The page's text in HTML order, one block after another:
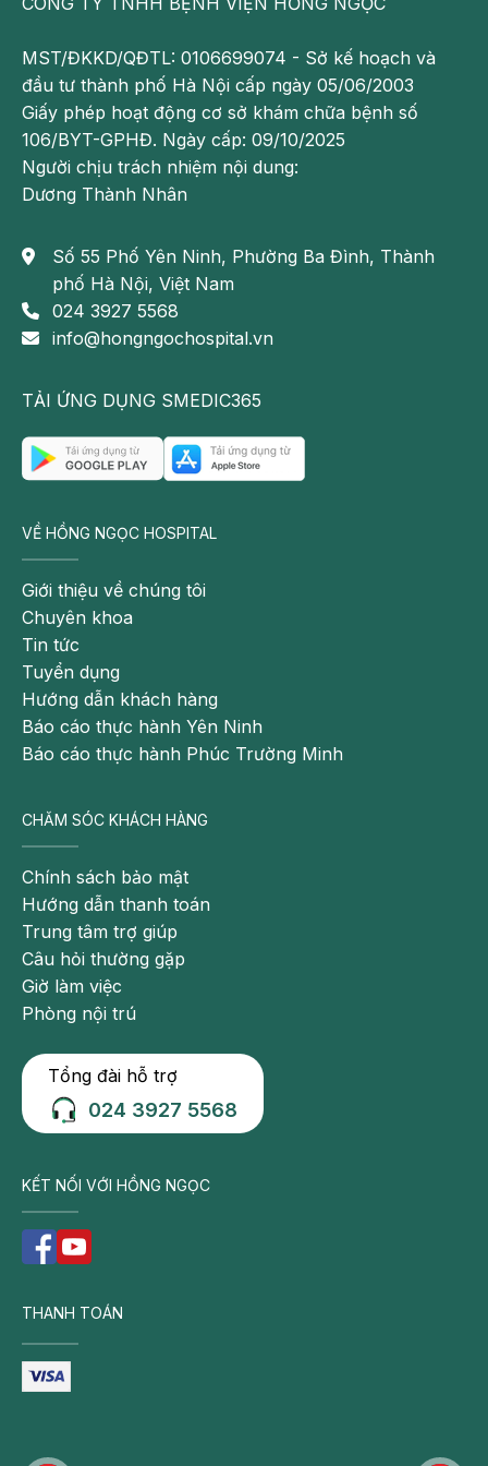
không ổn định. Tình trạng mất ổn định đột ngột này
Điều trị block nhĩ thất độ 2
Block nhĩ thất độ 2 không có triệu chứng thường
không cần điều trị. Tuy nhiên, bệnh nhân cần tái
khám thường xuyên và kiểm tra kịp thời khi có các
dấu hiệu bất thường về nhịp tim.
Các phương pháp điều trị block nhĩ thất độ 2 kèm
theo các triệu chứng bao gồm:
Dùng thuốc tăng nhịp tim
(cấp tính) để giảm triệu chứng. Thuốc này thường
viện. Bệnh nhân sẽ được yêu cầu ngừng dùng
thuốc nếu gây ra tác dụng phụ tắc nghẽn tim.
Cấy máy tạo nhịp tim: Hầu hết những người bị
tạm thời. Nếu nhịp tim không trở lại bình thường
sau vài tuần, bệnh nhân sẽ được chỉ định cấy máy
Chế độ ăn uống và tập luyện
Bệnh nhân có thể kiểm soát triệu chứng và ngăn
ngừa các biến chứng nặng bằng chế độ ăn uống,
sinh hoạt hợp lý. Cụ thể:
Tầm soát sức khỏe định kỳ và sử dụng thuốc theo
Bác sĩ tiến hành lắng nghe tim, phổi ở những bệnh
Xây dựng thực đơn lành mạnh, bổ dưỡng cho tim
mạch, như bổ sung nhiều rau xanh, trái cây, hạn
chế nhóm thực phẩm nhiều dầu mỡ.
Đối với bệnh nhân được cấy máy tạo nhịp tim, cần
MST/ĐKKD/QĐTL: 0106699074 - Sở kế hoạch và
đầu tư thành phố Hà Nội cấp ngày 05/06/2003
Giấy phép hoạt động cơ sở khám chữa bệnh số
106/BYT-GPHĐ. Ngày cấp: 09/10/2025
Người chịu trách nhiệm nội dung:
Dương Thành Nhân
Số 55 Phố Yên Ninh, Phường Ba Đình, Thành
phố Hà Nội, Việt Nam
024 3927 5568
info@hongngochospital.vn
TẢI ỨNG DỤNG SMEDIC365
VỀ HỒNG NGỌC HOSPITAL
Giới thiệu về chúng tôi
Chuyên khoa
Tin tức
Tuyển dụng
Hướng dẫn khách hàng
Báo cáo thực hành Yên Ninh
Báo cáo thực hành Phúc Trường Minh
CHĂM SÓC KHÁCH HÀNG
Chính sách bảo mật
Hướng dẫn thanh toán
Trung tâm trợ giúp
Câu hỏi thường gặp
Giờ làm việc
Phòng nội trú
Tổng đài hỗ trợ
024 3927 5568
KẾT NỐI VỚI HỒNG NGỌC
THANH TOÁN